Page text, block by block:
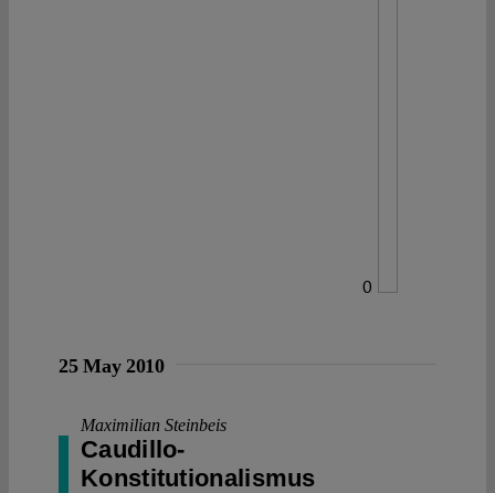
0
25 May 2010
Maximilian Steinbeis
Caudillo-
Konstitutionalismus